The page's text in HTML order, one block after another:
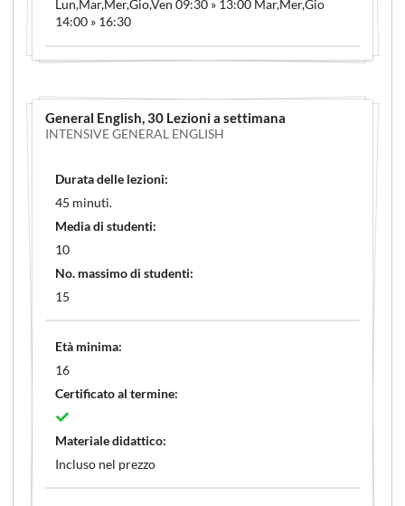
Lun,Mar,Mer,Gio,Ven 09:30 » 13:00 Mar,Mer,Gio
14:00 » 16:30
General English, 30 Lezioni a settimana
INTENSIVE GENERAL ENGLISH
Durata delle lezioni:
45 minuti.
Media di studenti:
10
No. massimo di studenti:
15
Età minima:
16
Certificato al termine:
Materiale didattico:
Incluso nel prezzo